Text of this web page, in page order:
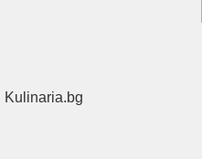
Kulinaria.bg